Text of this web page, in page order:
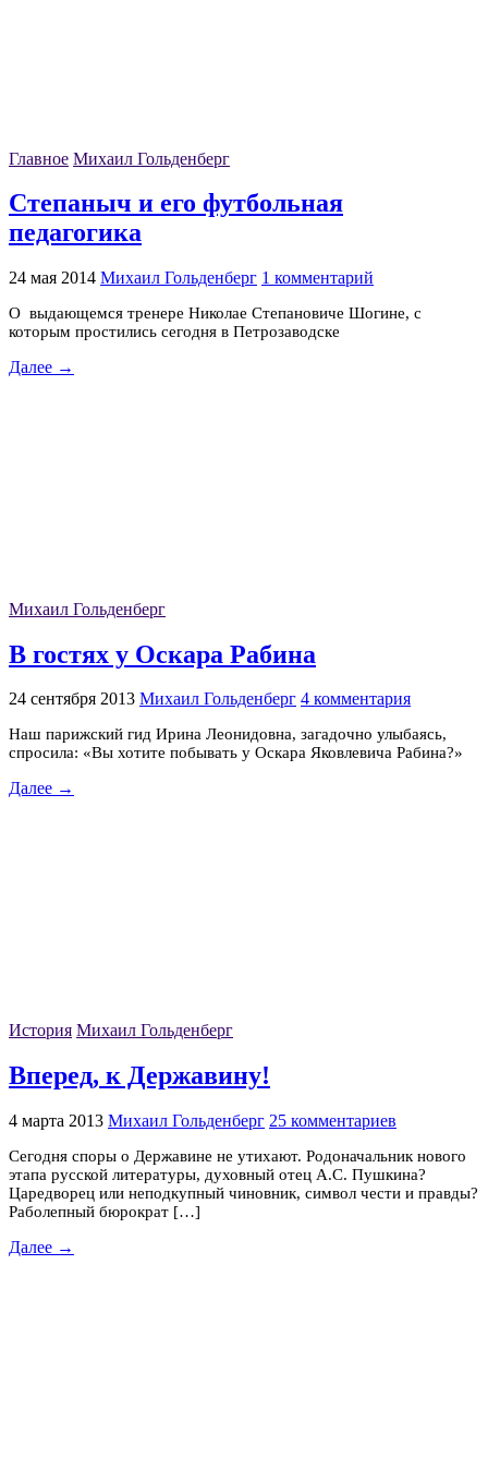
Главное Михаил Гольденберг
Степаныч и его футбольная
педагогика
24 мая 2014 Михаил Гольденберг 1 комментарий
О выдающемся тренере Николае Степановиче Шогине, с
которым простились сегодня в Петрозаводске
Далее →
Михаил Гольденберг
В гостях у Оскара Рабина
24 сентября 2013 Михаил Гольденберг 4 комментария
Наш парижский гид Ирина Леонидовна, загадочно улыбаясь,
спросила: «Вы хотите побывать у Оскара Яковлевича Рабина?»
Далее →
История Михаил Гольденберг
Вперед, к Державину!
4 марта 2013 Михаил Гольденберг 25 комментариев
Сегодня споры о Державине не утихают. Родоначальник нового
этапа русской литературы, духовный отец А.С. Пушкина?
Царедворец или неподкупный чиновник, символ чести и правды?
Раболепный бюрократ […]
Далее →